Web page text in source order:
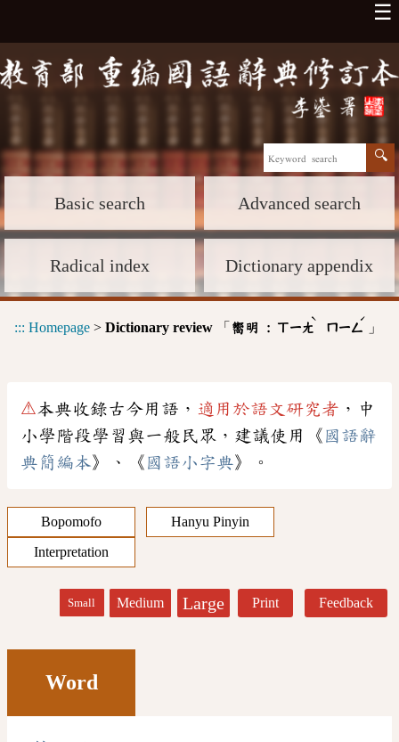
☰
Basic search Advanced search
Radical index Dictionary appendix
::: Homepage > Dictionary review 「 嚮明 : ㄒㄧㄤ
ˋ
ㄇㄧㄥ
ˊ
」
⚠本典收錄古今用語， 適用於語文研究者 ，中
小學階段學習與一般民眾，建議使用《 國語辭
典簡編本》、《 國語小字典》。
Bopomofo
Hanyu Pinyin
Interpretation
Small Medium Large Print Feedback
Word